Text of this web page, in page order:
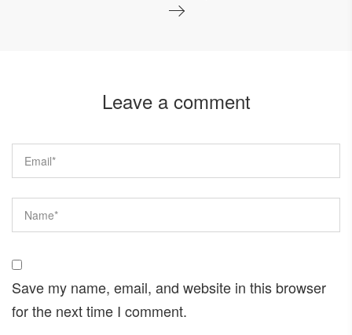
Leave a comment
Save my name, email, and website in this browser
for the next time I comment.